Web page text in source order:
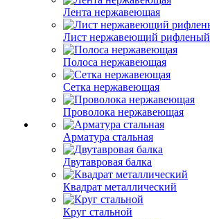
Лента нержавеющая
Лист нержавеющий рифленый
Полоса нержавеющая
Сетка нержавеющая
Проволока нержавеющая
Арматура стальная
Двутавровая балка
Квадрат металлический
Круг стальной